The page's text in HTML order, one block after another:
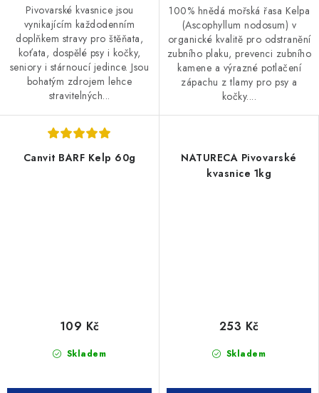
Pivovarské kvasnice jsou
vynikajícím každodenním
doplňkem stravy pro štěňata,
koťata, dospělé psy i kočky,
seniory i stárnoucí jedince. Jsou
bohatým zdrojem lehce
stravitelných...
100% hnědá mořská řasa Kelpa
(Ascophyllum nodosum) v
organické kvalitě pro odstranění
zubního plaku, prevenci zubního
kamene a výrazné potlačení
zápachu z tlamy pro psy a
kočky....
Canvit BARF Kelp 60g
Skladem
109 Kč
NATURECA Pivovarské
kvasnice 1kg
Skladem
253 Kč